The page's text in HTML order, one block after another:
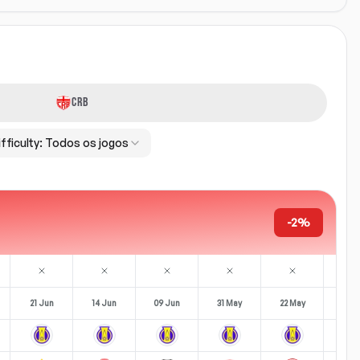
CRB
Todos os jogos
-2%
21 Jun 14 Jun 09 Jun 31 May 22 May